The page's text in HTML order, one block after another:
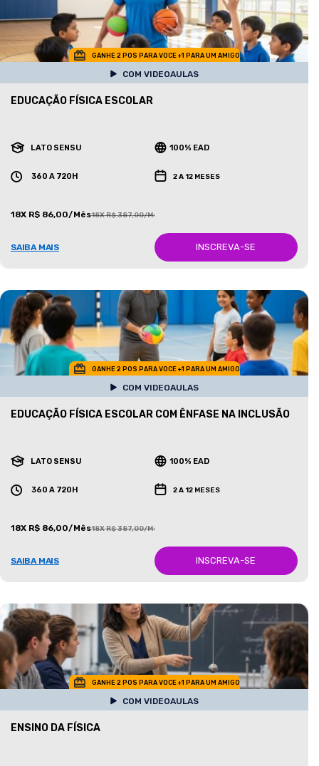
GANHE 2 POS PARA VOCE +1 PARA UM AMIGO
COM VIDEOAULAS
EDUCAÇÃO FÍSICA ESCOLAR
LATO SENSU 100% EAD
360 A 720H 2 A 12 MESES
18X R$ 86,00/Mês18X R$ 387,00/Mês
SAIBA MAIS INSCREVA-SE
GANHE 2 POS PARA VOCE +1 PARA UM AMIGO
COM VIDEOAULAS
EDUCAÇÃO FÍSICA ESCOLAR COM ÊNFASE NA INCLUSÃO
LATO SENSU 100% EAD
360 A 720H 2 A 12 MESES
18X R$ 86,00/Mês18X R$ 387,00/Mês
SAIBA MAIS INSCREVA-SE
GANHE 2 POS PARA VOCE +1 PARA UM AMIGO
COM VIDEOAULAS
ENSINO DA FÍSICA